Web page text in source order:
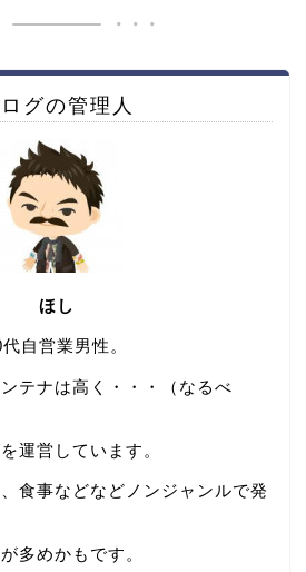
グの管理人
ほし
自営業男性。
テナは高く・・・（なるべ
運営しています。
食事などなどノンジャンルで発
多めかもです。